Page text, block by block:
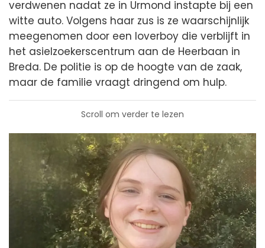
verdwenen nadat ze in Urmond instapte bij een
witte auto. Volgens haar zus is ze waarschijnlijk
meegenomen door een loverboy die verblijft in
het asielzoekerscentrum aan de Heerbaan in
Breda. De politie is op de hoogte van de zaak,
maar de familie vraagt dringend om hulp.
Scroll om verder te lezen